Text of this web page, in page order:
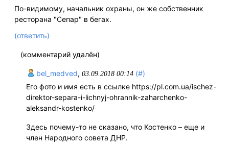
По-видимому, начальник охраны, он же собственник
ресторана "Сепар" в бегах.
(ответить)
(комментарий удалён)
bel_medved,03.09.2018 00:14 (#)
Его фото и имя есть в ссылке https://pl.com.ua/ischez-
direktor-separa-i-lichnyj-ohrannik-zaharchenko-
aleksandr-kostenko/
Здесь почему-то не сказано, что Костенко – еще и
член Народного совета ДНР.